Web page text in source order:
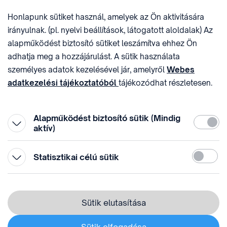
sztnh@hipo.gov.hu 15311746-2-42
CÍM
1081 Budapest II. János
Pál pápa tér 7.
HIVATAL RÖVID NEVE
SZTNHOPS, KRID:
174434905
KÖZÖSSÉGI MÉDIA
⁣ ⁣
Webes adatkezelési tájékoztató
Honlapunk sütiket használ, amelyek az Ön aktivitására
irányulnak. (pl. nyelvi beállítások, látogatott aloldalak) Az
alapműködést biztosító sütiket leszámítva ehhez Ön
adhatja meg a hozzájárulást. A sütik használata
személyes adatok kezelésével jár, amelyről Webes
adatkezelési tájékoztatóból tájékozódhat részletesen.
Alapműködést biztosító sütik (Mindig
aktív)
Statisztikai célú sütik
Sütik elutasítása